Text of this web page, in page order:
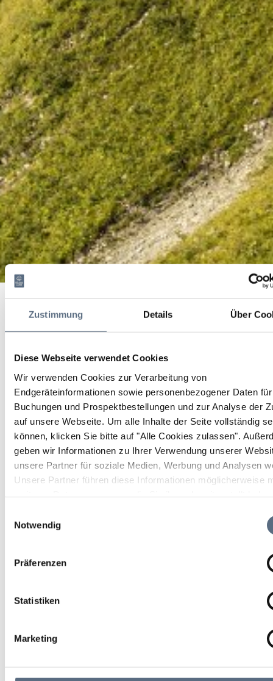
Zustimmung Details Über
Diese Webseite verwendet Cookies
Wir verwenden Cookies zur Verarbeitung von
Endgeräteinformationen sowie personenbezogener Daten
Buchungen und Prospektbestellungen und zur Analyse der
auf unsere Webseite. Um alle Inhalte der Seite vollständig
können, klicken Sie bitte auf "Alle Cookies zulassen".
geben wir Informationen zu Ihrer Verwendung unserer
unsere Partner für soziale Medien, Werbung und Analysen
Unsere Partner führen diese Informationen möglicherweise
Notwendig
Präferenzen
Statistiken
Marketing
Heiglkopf Rundweg
mittel
Dauer
2:00 h
Strecke
4.49 km
Aufstieg
243 hm
Abstieg
239 hm